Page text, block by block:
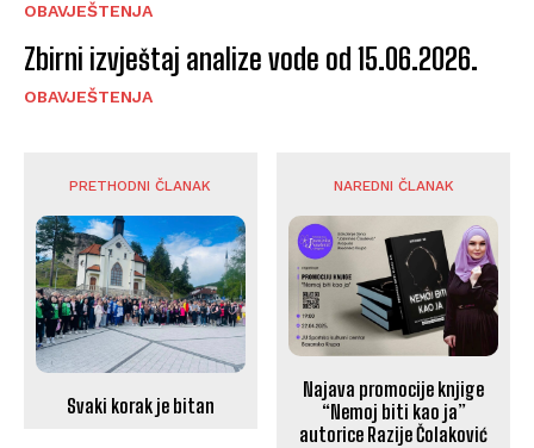
OBAVJEŠTENJA
Zbirni izvještaj analize vode od 15.06.2026.
OBAVJEŠTENJA
PRETHODNI ČLANAK
Svaki korak je bitan
NAREDNI ČLANAK
Najava promocije knjige
“Nemoj biti kao ja”
autorice Razije Čolaković